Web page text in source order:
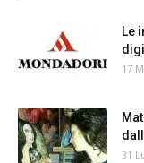
Le
17
31